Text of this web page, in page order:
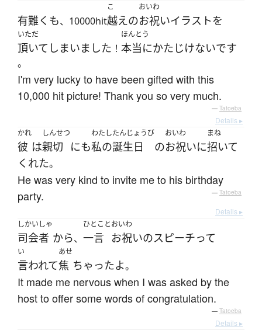
有難く も、10000hit
こ
越えの
おいわ
お祝いイラスト を
いただ
頂いて しまいました ！
ほんとう
本当にかたじけないです
。
I'm very lucky to have been gifted with this
10,000 hit picture! Thank you so very much.
— Tatoeba
Details ▸
かれ
彼 は
しんせつ
親切 にも
わたし
私の
たんじょうび
誕生日 の
おいわ
お祝いに
まね
招いて
くれた。
He was very kind to invite me to his birthday
party.
— Tatoeba
Details ▸
しかいしゃ
司会者 から、
ひとこと
一言
おいわ
お祝いのスピーチって
い
言われて
あせ
焦 ちゃったよ。
It made me nervous when I was asked by the
host to offer some words of congratulation.
— Tatoeba
Details ▸